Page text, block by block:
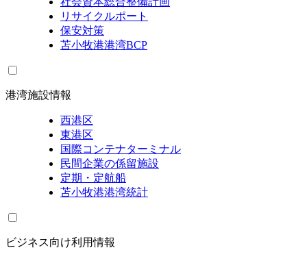
リサイクルポート
保安対策
苫小牧港港湾BCP
港湾施設情報
西港区
東港区
国際コンテナターミナル
民間企業の係留施設
定期・定航船
苫小牧港港湾統計
ビジネス向け利用情報